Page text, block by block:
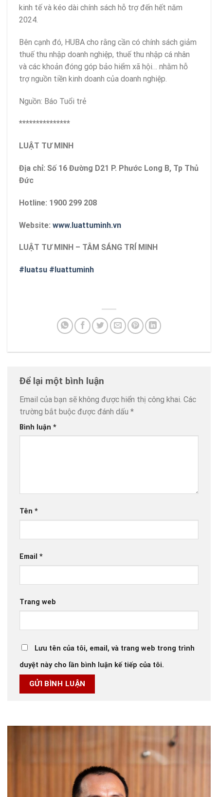
kinh tế và kéo dài chính sách hỗ trợ đến hết năm
2024.
Bên cạnh đó, HUBA cho rằng cần có chính sách giảm
thuế thu nhập doanh nghiệp, thuế thu nhập cá nhân
và các khoản đóng góp bảo hiểm xã hội… nhằm hỗ
trợ nguồn tiền kinh doanh của doanh nghiệp.
Nguồn: Báo Tuổi trẻ
***************
LUẬT TƯ MINH
Địa chỉ: Số 16 Đường D21 P. Phước Long B, Tp Thủ
Đức
Hotline: 1900 299 208
Website: www.luattuminh.vn
LUẬT TƯ MINH – TÂM SÁNG TRÍ MINH
#luatsu #luattuminh
Để lại một bình luận
Email của bạn sẽ không được hiển thị công khai. Các
trường bắt buộc được đánh dấu *
Bình luận *
Tên *
Email *
Trang web
Lưu tên của tôi, email, và trang web trong trình
duyệt này cho lần bình luận kế tiếp của tôi.